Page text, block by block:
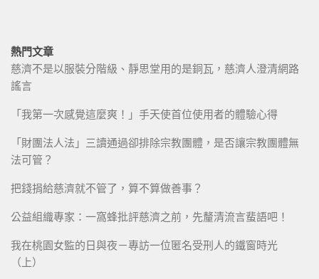
熱門文章
慈濟不是以服裝分階級、靜思堂用的是銅瓦，慈濟人澄清網路
謠言
「我第一次感覺這麼爽！」手天使首位使用者的體驗心得
「財團法人法」三讀通過卻排除宗教團體，是否讓宗教團體無
法可管？
把錢捐給慈濟就不管了，算不算做善事？
公益組織專家：一窩蜂批評慈濟之前，先釐清流言蜚語吧！
我在桃園女監的日與夜－專訪一位匿名受刑人的鐵窗時光
（上）